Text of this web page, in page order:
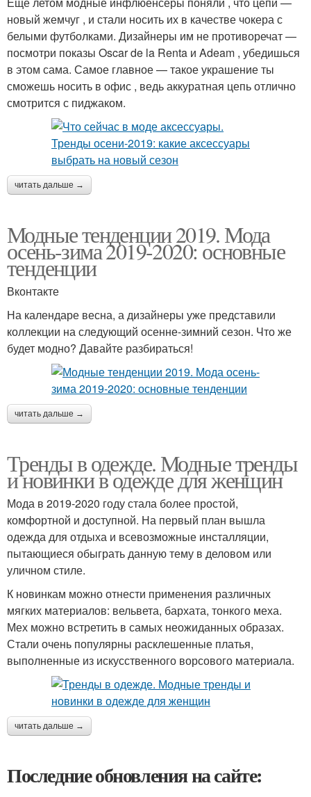
новый жемчуг , и стали носить их в качестве чокера с
белыми футболками. Дизайнеры им не противоречат —
посмотри показы Oscar de la Renta и Adeam , убедишься
в этом сама. Самое главное — такое украшение ты
сможешь носить в офис , ведь аккуратная цепь отлично
смотрится с пиджаком.
читать дальше →
Модные тенденции 2019. Мода
осень-зима 2019-2020: основные
тенденции
Вконтакте
На календаре весна, а дизайнеры уже представили
коллекции на следующий осенне-зимний сезон. Что же
будет модно? Давайте разбираться!
читать дальше →
Тренды в одежде. Модные тренды
и новинки в одежде для женщин
Мода в 2019-2020 году стала более простой,
комфортной и доступной. На первый план вышла
одежда для отдыха и всевозможные инсталляции,
пытающиеся обыграть данную тему в деловом или
уличном стиле.
К новинкам можно отнести применения различных
мягких материалов: вельвета, бархата, тонкого меха.
Мех можно встретить в самых неожиданных образах.
Стали очень популярны расклешенные платья,
выполненные из искусственного ворсового материала.
читать дальше →
Последние обновления на сайте: